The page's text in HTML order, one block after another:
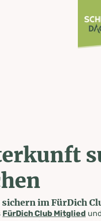
im FürDich
FürDich Club Mitglied